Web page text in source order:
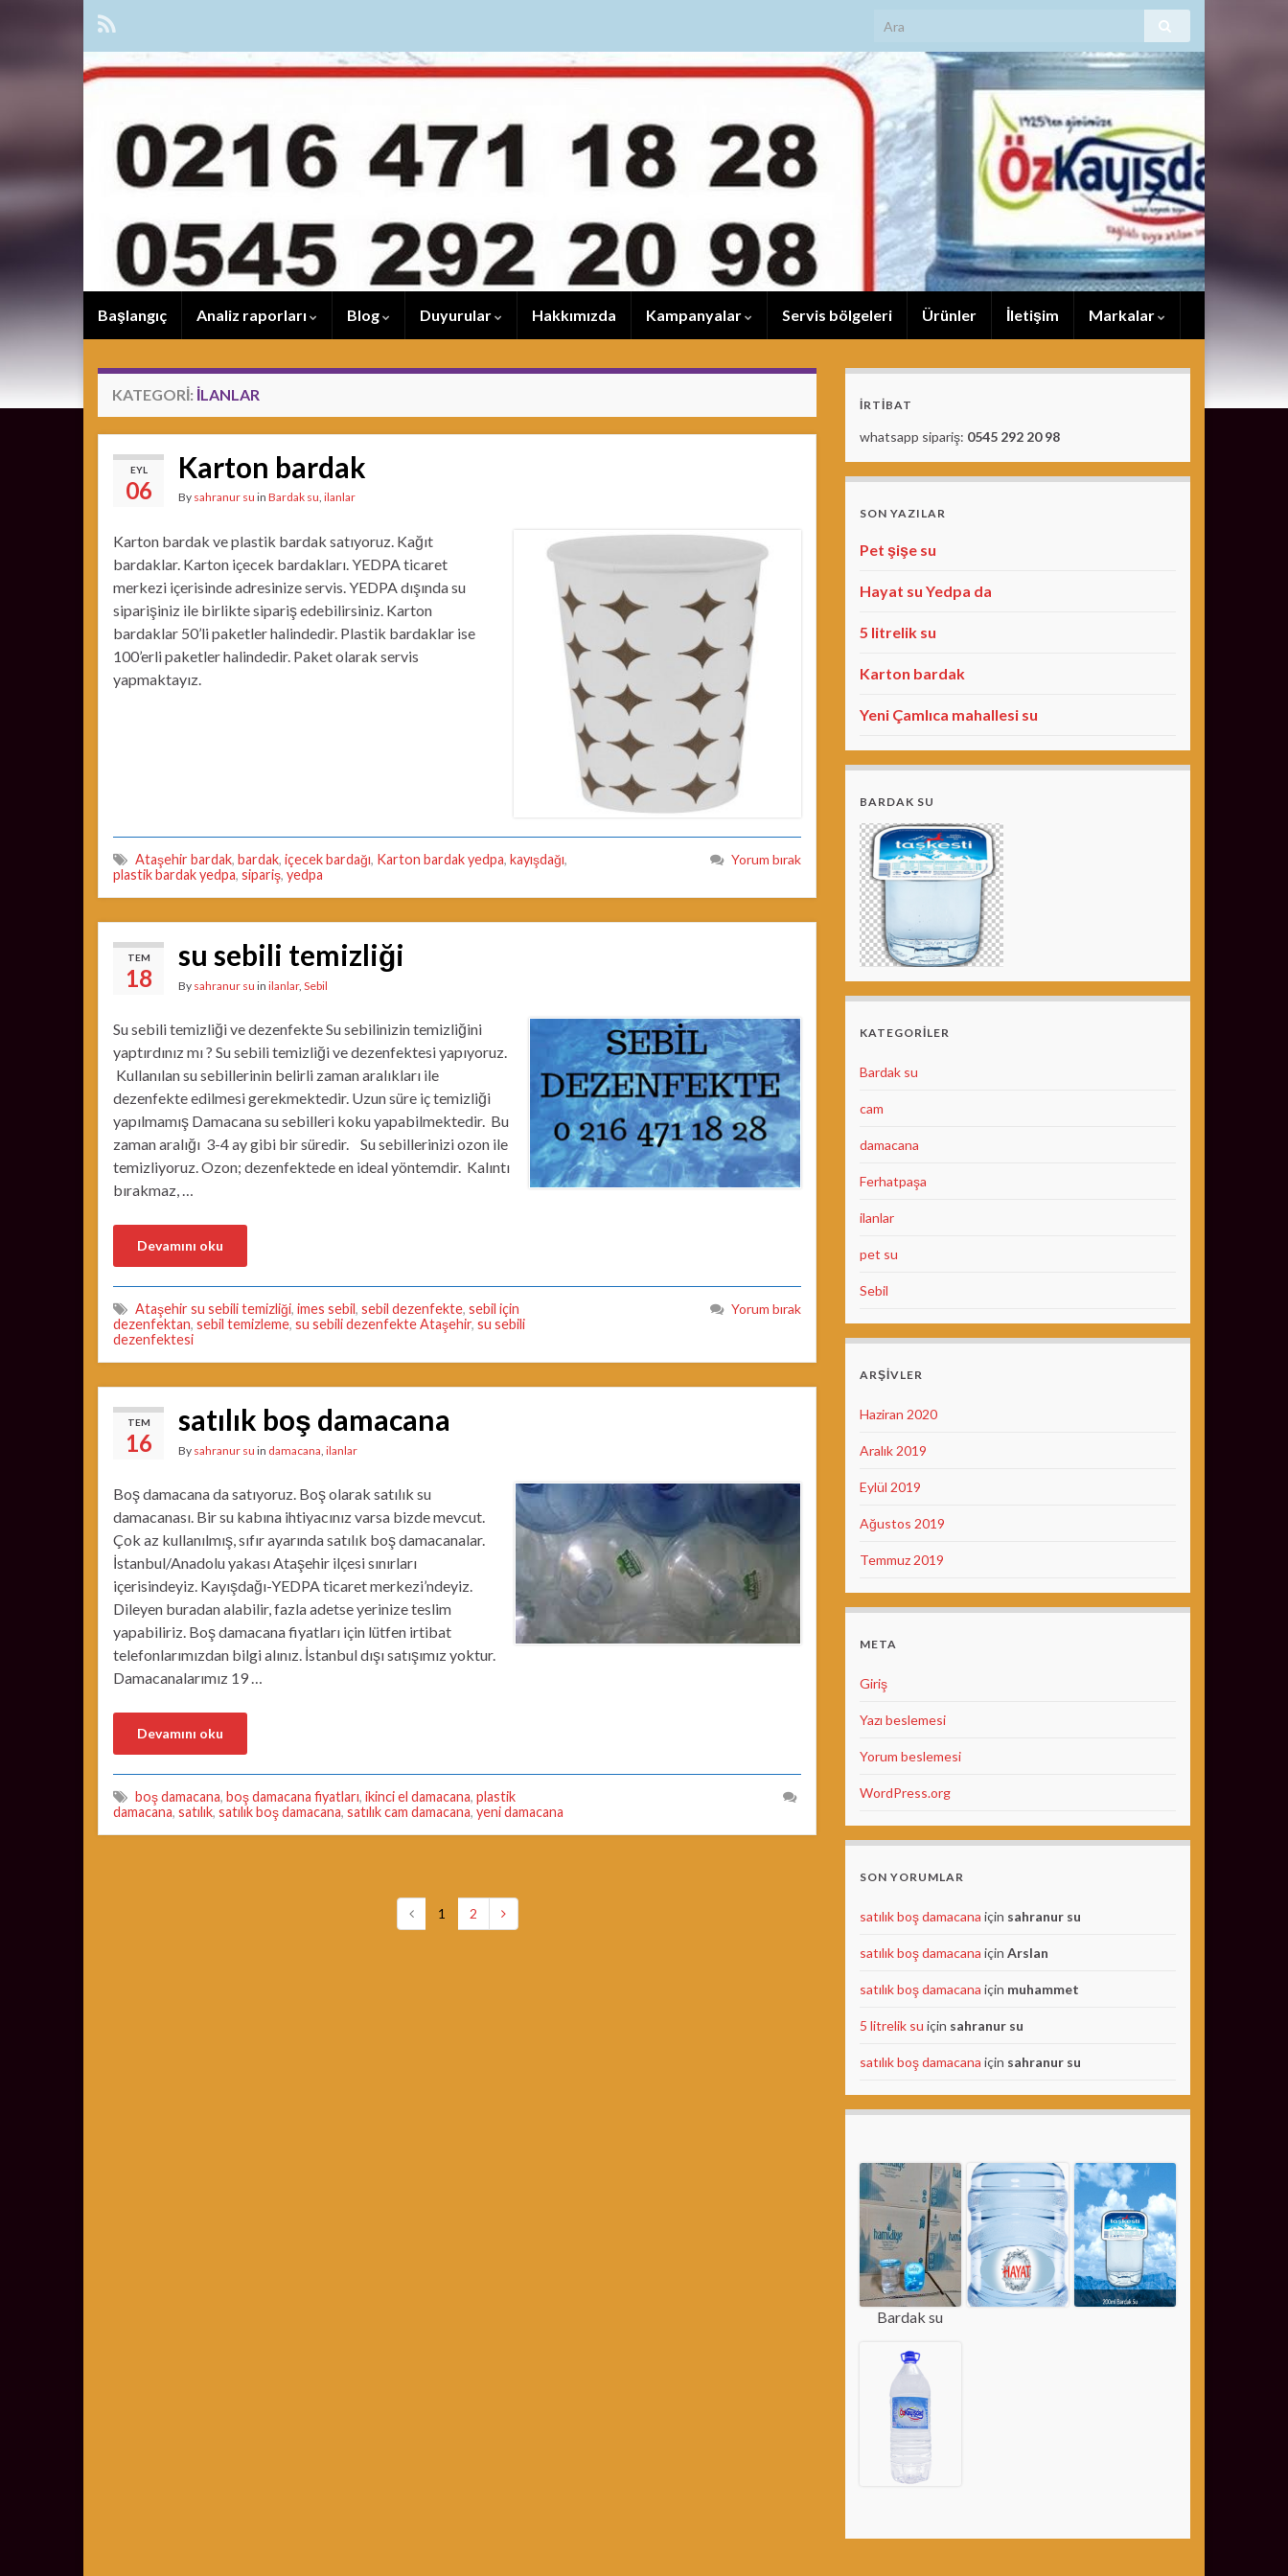
Başlangıç Analiz raporları Blog Duyurular Hakkımızda Kampanyalar Servis bölgeleri Ürünler İletişim Markalar
KATEGORI: ILANLAR
EYL
06
Karton bardak
By sahranur su in Bardak su, ilanlar
Karton bardak ve plastik bardak satıyoruz. Kağıt
bardaklar. Karton içecek bardakları. YEDPA ticaret
merkezi içerisinde adresinize servis. YEDPA dışında su
siparişiniz ile birlikte sipariş edebilirsiniz. Karton
bardaklar 50’li paketler halindedir. Plastik bardaklar ise
100’erli paketler halindedir. Paket olarak servis
yapmaktayız.
Ataşehir bardak, bardak, içecek bardağı, Karton bardak yedpa, kayışdağı,
plastik bardak yedpa, sipariş, yedpa
Yorum bırak
TEM
18
su sebili temizliği
By sahranur su in ilanlar, Sebil
Su sebili temizliği ve dezenfekte Su sebilinizin temizliğini
yaptırdınız mı ? Su sebili temizliği ve dezenfektesi yapıyoruz.
Kullanılan su sebillerinin belirli zaman aralıkları ile
dezenfekte edilmesi gerekmektedir. Uzun süre iç temizliği
yapılmamış Damacana su sebilleri koku yapabilmektedir. Bu
zaman aralığı 3-4 ay gibi bir süredir. Su sebillerinizi ozon ile
temizliyoruz. Ozon; dezenfektede en ideal yöntemdir. Kalıntı
bırakmaz, …
Devamını oku
Ataşehir su sebili temizliği, imes sebil, sebil dezenfekte, sebil için
dezenfektan, sebil temizleme, su sebili dezenfekte Ataşehir, su sebili
dezenfektesi
Yorum bırak
TEM
16
satılık boş damacana
By sahranur su in damacana, ilanlar
Boş damacana da satıyoruz. Boş olarak satılık su
damacanası. Bir su kabına ihtiyacınız varsa bizde mevcut.
Çok az kullanılmış, sıfır ayarında satılık boş damacanalar.
İstanbul/Anadolu yakası Ataşehir ilçesi sınırları
içerisindeyiz. Kayışdağı-YEDPA ticaret merkezi’ndeyiz.
Dileyen buradan alabilir, fazla adetse yerinize teslim
yapabiliriz. Boş damacana fiyatları için lütfen irtibat
telefonlarımızdan bilgi alınız. İstanbul dışı satışımız yoktur.
Damacanalarımız 19 …
Devamını oku
boş damacana, boş damacana fiyatları, ikinci el damacana, plastik
damacana, satılık, satılık boş damacana, satılık cam damacana, yeni damacana
1 2
İRTİBAT
whatsapp sipariş: 0545 292 20 98
SON YAZILAR
Pet şişe su
Hayat su Yedpa da
5 litrelik su
Karton bardak
Yeni Çamlıca mahallesi su
BARDAK SU
KATEGORILER
Bardak su
cam
damacana
Ferhatpaşa
ilanlar
pet su
Sebil
ARŞIVLER
Haziran 2020
Aralık 2019
Eylül 2019
Ağustos 2019
Temmuz 2019
META
Giriş
Yazı beslemesi
Yorum beslemesi
WordPress.org
SON YORUMLAR
satılık boş damacana için sahranur su
satılık boş damacana için Arslan
satılık boş damacana için muhammet
5 litrelik su için sahranur su
satılık boş damacana için sahranur su
Bardak su